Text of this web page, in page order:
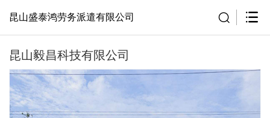
昆山盛泰鸿劳务派遣有限公司
昆山毅昌科技有限公司